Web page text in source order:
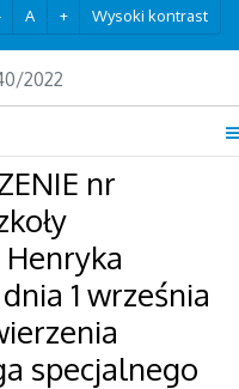
A + Wysoki kontrast
2022
nr
1 września
specjalnego